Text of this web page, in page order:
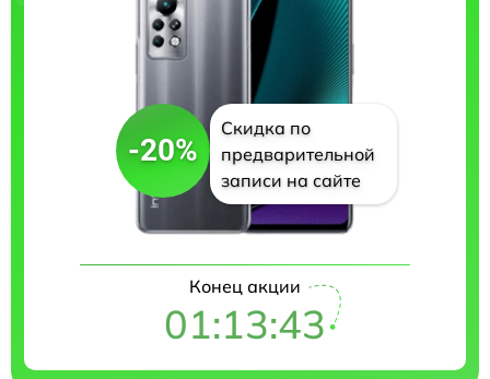
-20%
Скидка по
предварительной
записи на сайте
Конец акции
01:13:42